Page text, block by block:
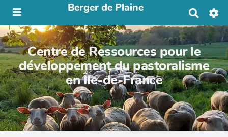
Berger de Plaine
h
e
r
c
h
e
r
Centre de Ressources pour le
développement du pastoralisme
en Île-de-France